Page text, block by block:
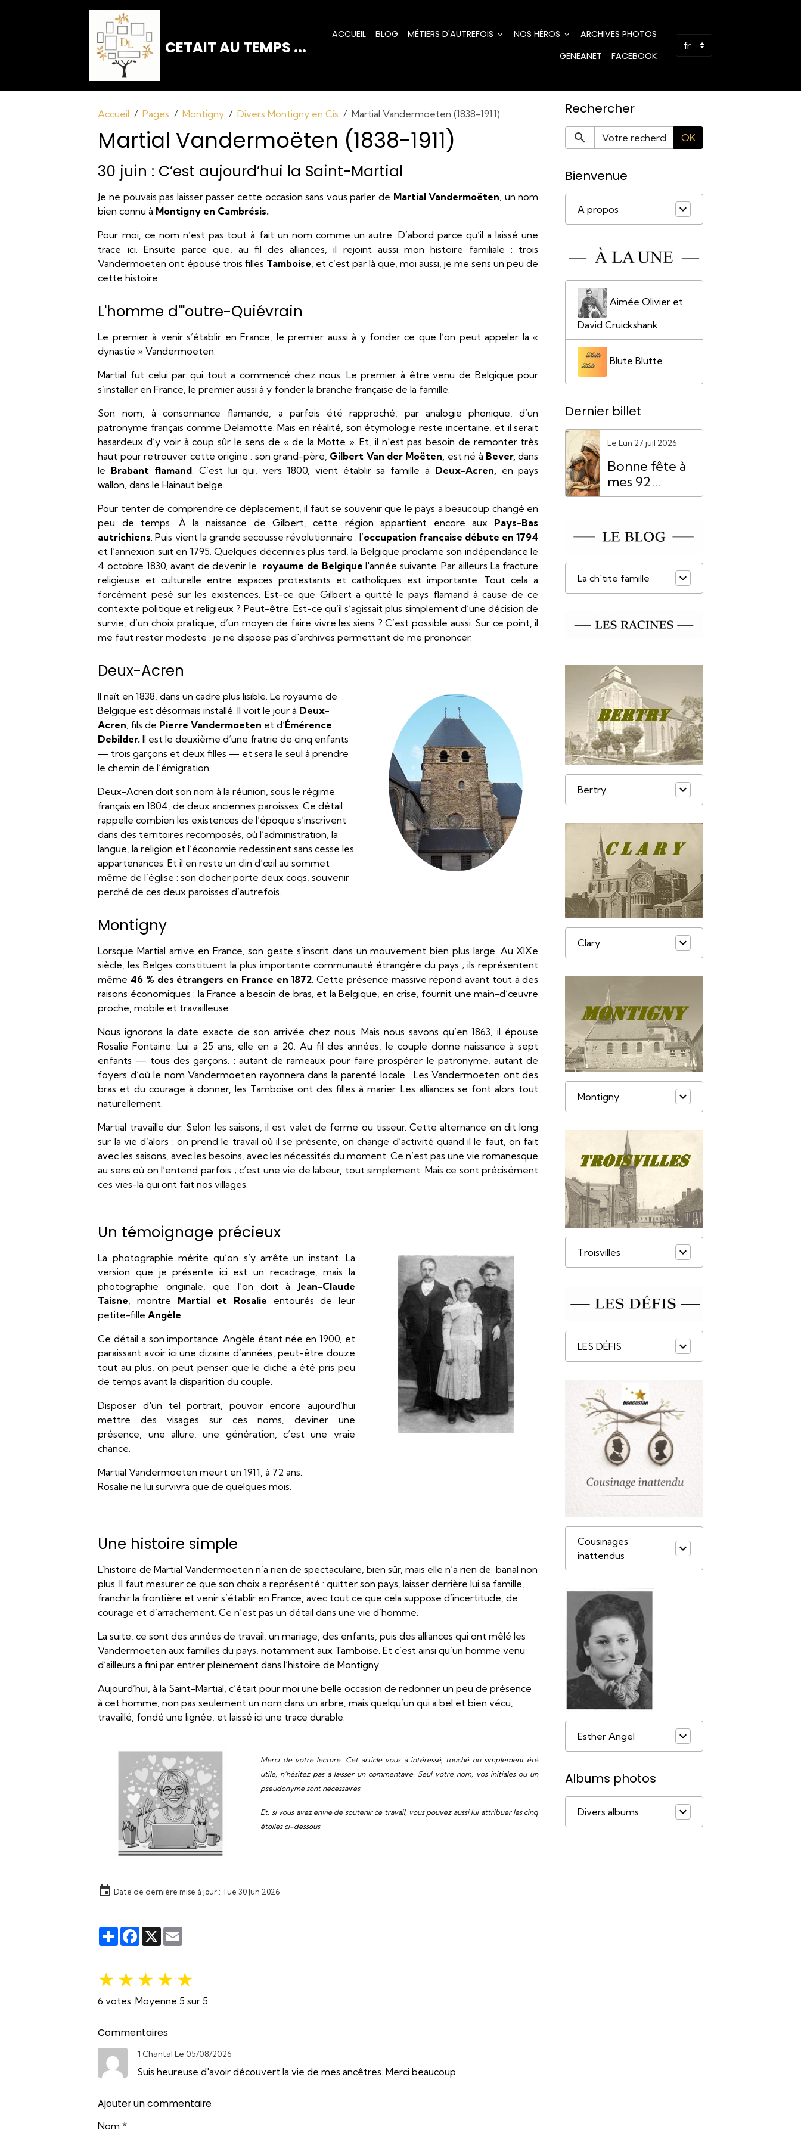
CETAIT AU TEMPS ...
ACCUEIL BLOG MÉTIERS D'AUTREFOIS NOS HÉROS
ARCHIVES PHOTOS
GENEANET
FACEBOOK
Accueil Pages Montigny Divers Montigny en Cis Martial Vandermoëten (1838-1911)
Martial Vandermoëten (1838-1911)
30 juin : C’est aujourd’hui la Saint-Martial
Je ne pouvais pas laisser passer cette occasion sans vous parler de Martial Vandermoëten, un nom
bien connu à Montigny en Cambrésis.
Pour moi, ce nom n’est pas tout à fait un nom comme un autre. D’abord parce qu’il a laissé une
trace ici. Ensuite parce que, au fil des alliances, il rejoint aussi mon histoire familiale : trois
Vandermoeten ont épousé trois filles Tamboise, et c’est par là que, moi aussi, je me sens un peu de
cette histoire.
L'homme d'"outre-Quiévrain
Le premier à venir s’établir en France, le premier aussi à y fonder ce que l’on peut appeler la «
dynastie » Vandermoeten.
Martial fut celui par qui tout a commencé chez nous. Le premier à être venu de Belgique pour
s’installer en France, le premier aussi à y fonder la branche française de la famille.
Son nom, à consonnance flamande, a parfois été rapproché, par analogie phonique, d’un
patronyme français comme Delamotte. Mais en réalité, son étymologie reste incertaine, et il serait
hasardeux d’y voir à coup sûr le sens de « de la Motte ». Et, il n'est pas besoin de remonter très
haut pour retrouver cette origine : son grand-père, Gilbert Van der Moëten, est né à Bever, dans
le Brabant flamand. C’est lui qui, vers 1800, vient établir sa famille à Deux-Acren, en pays
wallon, dans le Hainaut belge.
Pour tenter de comprendre ce déplacement, il faut se souvenir que le pays a beaucoup changé en
peu de temps. À la naissance de Gilbert, cette région appartient encore aux Pays-Bas
autrichiens. Puis vient la grande secousse révolutionnaire : l’occupation française débute en 1794
et l’annexion suit en 1795. Quelques décennies plus tard, la Belgique proclame son indépendance le
4 octobre 1830, avant de devenir le royaume de Belgiquel'année suivante. Par ailleurs La fracture
religieuse et culturelle entre espaces protestants et catholiques est importante. Tout cela a
forcément pesé sur les existences. Est-ce que Gilbert a quitté le pays flamand à cause de ce
contexte politique et religieux ? Peut-être. Est-ce qu’il s’agissait plus simplement d’une décision de
survie, d’un choix pratique, d’un moyen de faire vivre les siens ? C’est possible aussi. Sur ce point, il
me faut rester modeste : je ne dispose pas d'archives permettant de me prononcer.
Deux-Acren
Il naît en 1838, dans un cadre plus lisible. Le royaume de
Belgique est désormais installé. Il voit le jour à Deux-
Acren, fils de Pierre Vandermoeten et d’Émérence
Debilder. Il est le deuxième d’une fratrie de cinq enfants
— trois garçons et deux filles — et sera le seul à prendre
le chemin de l’émigration.
Deux-Acren doit son nom à la réunion, sous le régime
français en 1804, de deux anciennes paroisses. Ce détail
rappelle combien les existences de l’époque s’inscrivent
dans des territoires recomposés, où l’administration, la
langue, la religion et l’économie redessinent sans cesse les
appartenances. Et il en reste un clin d’œil au sommet
même de l’église : son clocher porte deux coqs, souvenir
perché de ces deux paroisses d’autrefois.
Montigny
Lorsque Martial arrive en France, son geste s’inscrit dans un mouvement bien plus large. Au XIXe
siècle, les Belges constituent la plus importante communauté étrangère du pays ; ils représentent
même 46 % des étrangers en France en 1872. Cette présence massive répond avant tout à des
raisons économiques : la France a besoin de bras, et la Belgique, en crise, fournit une main-d’œuvre
proche, mobile et travailleuse.
Nous ignorons la date exacte de son arrivée chez nous. Mais nous savons qu’en 1863, il épouse
Rosalie Fontaine. Lui a 25 ans, elle en a 20. Au fil des années, le couple donne naissance à sept
enfants — tous des garçons. : autant de rameaux pour faire prospérer le patronyme, autant de
foyers d’où le nom Vandermoeten rayonnera dans la parenté locale. Les Vandermoeten ont des
bras et du courage à donner, les Tamboise ont des filles à marier. Les alliances se font alors tout
naturellement.
Martial travaille dur. Selon les saisons, il est valet de ferme ou tisseur. Cette alternance en dit long
sur la vie d’alors : on prend le travail où il se présente, on change d’activité quand il le faut, on fait
avec les saisons, avec les besoins, avec les nécessités du moment. Ce n’est pas une vie romanesque
au sens où on l’entend parfois ; c’est une vie de labeur, tout simplement. Mais ce sont précisément
ces vies-là qui ont fait nos villages.
Un témoignage précieux
La photographie mérite qu’on s’y arrête un instant. La
version que je présente ici est un recadrage, mais la
photographie originale, que l’on doit à Jean-Claude
Taisne, montre Martial et Rosalie entourés de leur
petite-filleAngèle.
Ce détail a son importance. Angèle étant née en 1900, et
paraissant avoir ici une dizaine d’années, peut-être douze
tout au plus, on peut penser que le cliché a été pris peu
de temps avant la disparition du couple.
Disposer d'un tel portrait, pouvoir encore aujourd’hui
mettre des visages sur ces noms, deviner une
présence, une allure, une génération, c’est une vraie
chance.
Martial Vandermoeten meurt en 1911, à 72 ans.
Rosalie ne lui survivra que de quelques mois.
Une histoire simple
L’histoire de Martial Vandermoeten n’a rien de spectaculaire, bien sûr, mais elle n’a rien de banal non
plus. Il faut mesurer ce que son choix a représenté : quitter son pays, laisser derrière lui sa famille,
franchir la frontière et venir s’établir en France, avec tout ce que cela suppose d’incertitude, de
courage et d’arrachement. Ce n’est pas un détail dans une vie d’homme.
La suite, ce sont des années de travail, un mariage, des enfants, puis des alliances qui ont mêlé les
Vandermoeten aux familles du pays, notamment aux Tamboise. Et c’est ainsi qu’un homme venu
d’ailleurs a fini par entrer pleinement dans l’histoire de Montigny.
Aujourd’hui, à la Saint-Martial, c’était pour moi une belle occasion de redonner un peu de présence
à cet homme, non pas seulement un nom dans un arbre, mais quelqu’un qui a bel et bien vécu,
travaillé, fondé une lignée, et laissé ici une trace durable.
Merci de votre lecture. Cet article vous a intéressé, touché ou simplement été
utile, n’hésitez pas à laisser un commentaire. Seul votre nom, vos initiales ou un
pseudonyme sont nécessaires.
Et, si vous avez envie de soutenir ce travail, vous pouvez aussi lui attribuer les cinq
étoiles ci-dessous.
Date de dernière mise à jour : Tue 30 Jun 2026
PartagerFacebook
X
★ ★ ★ ★ ★
6 votes. Moyenne5 sur 5.
Commentaires
1 ChantalLe 05/08/2026
Suis heureuse d'avoir découvert la vie de mes ancêtres. Merci beaucoup
Ajouter un commentaire
Nom
Rechercher
OK
Bienvenue
A propos
Aimée Olivier et
David Cruickshank
Blute Blutte
Dernier billet
Le Lun 27 juil 2026
Bonne fête à
mes 92
"Mamie
La ch'tite famille
Bertry
Clary
Montigny
Troisvilles
LES DÉFIS
Cousinages
inattendus
Esther Angel
Albums photos
Divers albums